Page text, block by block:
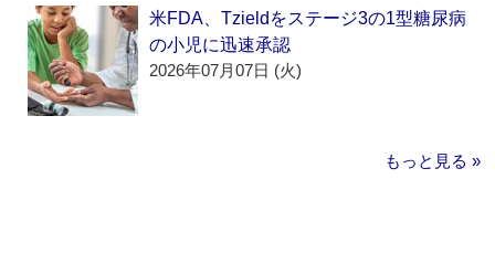
米FDA、Tzieldをステージ3の1型糖尿病
の小児に迅速承認
2026年07月07日 (火)
もっと見る »